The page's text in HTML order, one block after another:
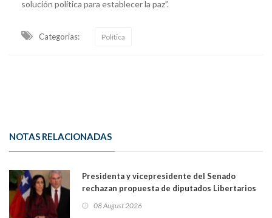
solución política para establecer la paz”.
Categorias: Política
NOTAS RELACIONADAS
Presidenta y vicepresidente del Senado
rechazan propuesta de diputados Libertarios
"Constituye un camino equivocado"
08 August 2026